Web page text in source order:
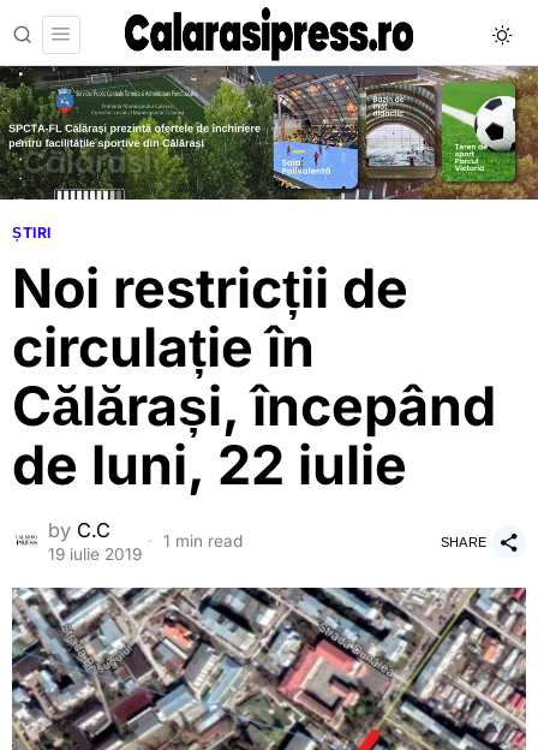
ȘTIRI
Noi restricții de
circulație în
Călărași, începând
de luni, 22 iulie
by C.C
19 iulie 2019
1 min read SHARE